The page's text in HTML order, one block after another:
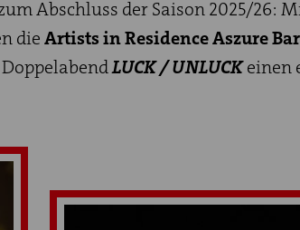
Abschluss der Saison 2025/26:
dieArtists in Residence Aszure
LUCK / UNLUCKeinen